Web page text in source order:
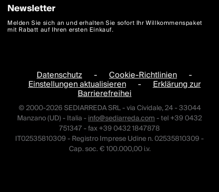
Newsletter
Melden Sie sich an und erhalten Sie sofort Ihr Willkommenspaket
mit Rabatt auf Ihren ersten Einkauf.
Datenschutz - Cookie-Richtlinien -
Einstellungen aktualisieren - Erklärung zur
Barrierefreihei
© 2000-2026 SEDIARREDA SRL - via Cividale, 24 - 33044
Manzano (UD) - Italia -info@sediarreda.com- tel +39 0432
751347 - fax +39 0432 1847878
IT02535810309 - Registro Imprese Udine n. 02535810309 -
Cap. soc. € 100.000,00 i.v.